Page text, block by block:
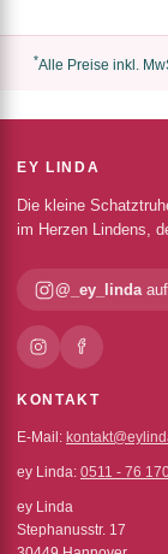
*Alle Preise inkl.
EY LINDA
Die kleine
im Herzen Lindens,
@_ey_lindaauf
KONTAKT
E-Mail:
ey Linda: 0511 - 76
ey Linda
Stephanusstr. 17